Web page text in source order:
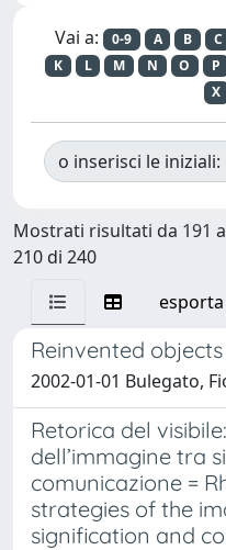
Vai a: 0-9 A B C
K
L M N O P
X
o inserisci le iniziali:
Mostrati risultati da 191 a
210 di 240
Reinvented
2002-01-01 Bulegato,
Retorica del
dell’immagine tra
comunicazione =
strategies of the
signification and